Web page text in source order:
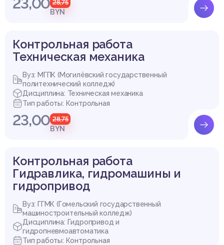
23,00 28,75
BYN
Контрольная работа
Техническая механика
Вуз: МГПК (Могилёвский государственный
политехнический колледж)
Дисциплина: Техническая механика
Тип работы: Контрольная
23,00 28,75
BYN
Контрольная работа
Гидравлика, гидромашины и
гидропривод
Вуз: ГГМК (Гомельский государственный
машиностроительный колледж)
Дисциплина: Гидропривод и
гидропневмоавтоматика
Тип работы: Контрольная